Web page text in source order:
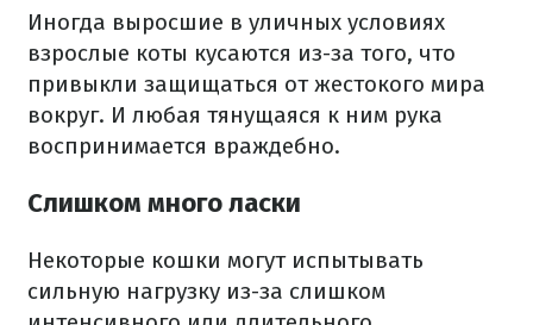
Иногда выросшие в уличных условиях
взрослые коты кусаются из-за того, что
привыкли защищаться от жестокого мира
вокруг. И любая тянущаяся к ним рука
воспринимается враждебно.
Слишком много ласки
Некоторые кошки могут испытывать
сильную нагрузку из-за слишком